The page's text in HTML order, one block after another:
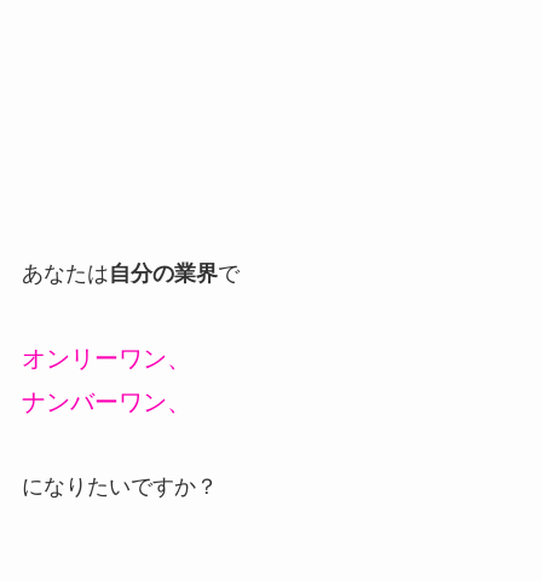
あなたは自分の業界で
オンリーワン、
ナンバーワン、
になりたいですか？